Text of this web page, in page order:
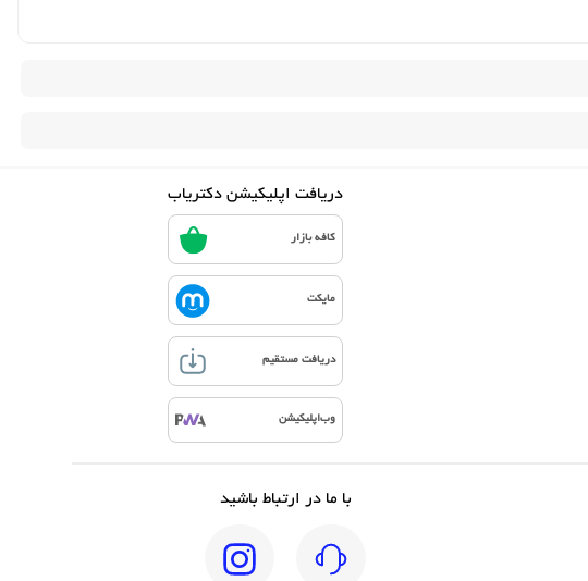
دریافت اپلیکیشن دکتریاب
کافه بازار
مایکت
دریافت مستقیم
وب‌اپلیکیشن
با ما در ارتباط باشید